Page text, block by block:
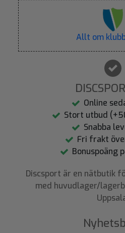
Allt om
Online
Stort utbud
Snabba
Fri frakt
Bonuspoäng
Discsport är en nätbutik
med huvudlager/